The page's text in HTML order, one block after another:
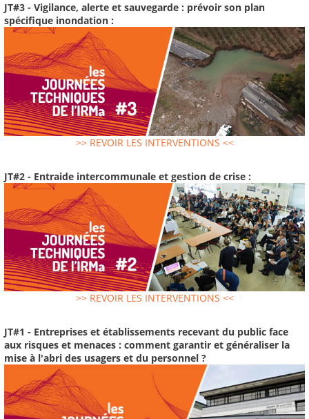
JT#3 - Vigilance, alerte et sauvegarde : prévoir son plan
spécifique inondation :
>> REVOIR LES INTERVENTIONS <<
JT#2 - Entraide intercommunale et gestion de crise :
>> REVOIR LES INTERVENTIONS <<
JT#1 - Entreprises et établissements recevant du public face
aux risques et menaces : comment garantir et généraliser la
mise à l'abri des usagers et du personnel ?